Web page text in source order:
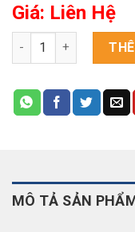
Giá: Liên Hệ
Đầu ghi hình IP 64
MÔ TẢ SẢN